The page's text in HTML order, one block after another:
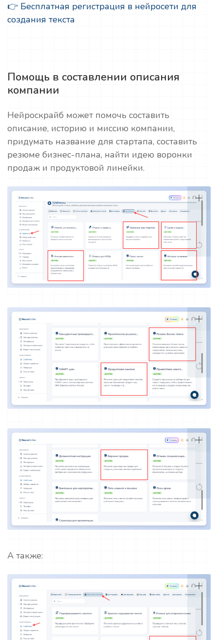
👉 Бесплатная регистрация в нейросети для
создания текста
Помощь в составлении описания
компании
Нейроскрайб может помочь составить
описание, историю и миссию компании,
придумать название для стартапа, составить
резюме бизнес-плана, найти идею воронки
продаж и продуктовой линейки.
А также: